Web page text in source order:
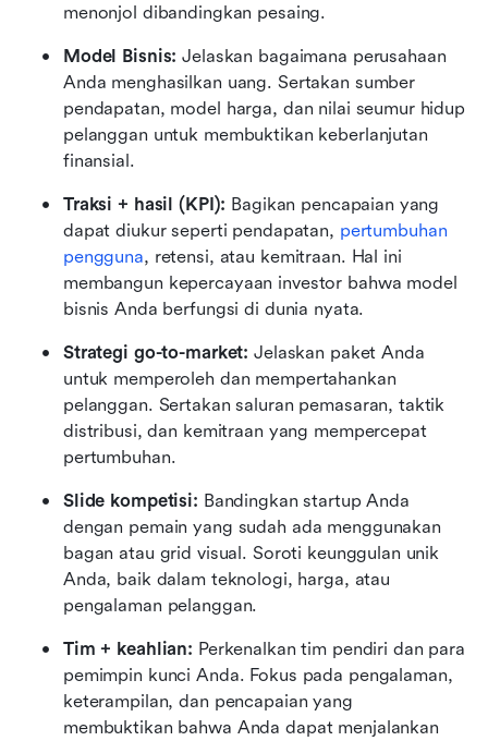
menonjol dibandingkan pesaing.
Model Bisnis: Jelaskan bagaimana perusahaan
Anda menghasilkan uang. Sertakan sumber
pendapatan, model harga, dan nilai seumur hidup
pelanggan untuk membuktikan keberlanjutan
finansial.
Traksi + hasil (KPI): Bagikan pencapaian yang
dapat diukur seperti pendapatan, pertumbuhan
pengguna, retensi, atau kemitraan. Hal ini
membangun kepercayaan investor bahwa model
bisnis Anda berfungsi di dunia nyata.
Strategi go-to-market: Jelaskan paket Anda
untuk memperoleh dan mempertahankan
pelanggan. Sertakan saluran pemasaran, taktik
distribusi, dan kemitraan yang mempercepat
pertumbuhan.
Slide kompetisi: Bandingkan startup Anda
dengan pemain yang sudah ada menggunakan
bagan atau grid visual. Soroti keunggulan unik
Anda, baik dalam teknologi, harga, atau
pengalaman pelanggan.
Tim + keahlian: Perkenalkan tim pendiri dan para
pemimpin kunci Anda. Fokus pada pengalaman,
keterampilan, dan pencapaian yang
membuktikan bahwa Anda dapat menjalankan